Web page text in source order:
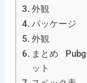
外観
パッケージ
外観
まとめ Pubg
ット